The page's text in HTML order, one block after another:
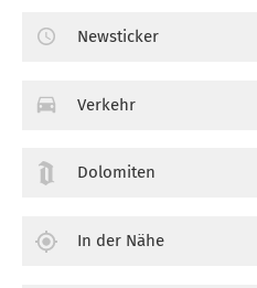
Newsticker
Verkehr
Dolomiten
In der Nähe